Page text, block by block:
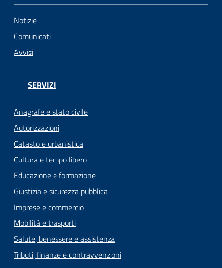
Notizie
Comunicati
Avvisi
SERVIZI
Anagrafe e stato civile
Autorizzazioni
Catasto e urbanistica
Cultura e tempo libero
Educazione e formazione
Giustizia e sicurezza pubblica
Imprese e commercio
Mobilità e trasporti
Salute, benessere e assistenza
Tributi, finanze e contravvenzioni